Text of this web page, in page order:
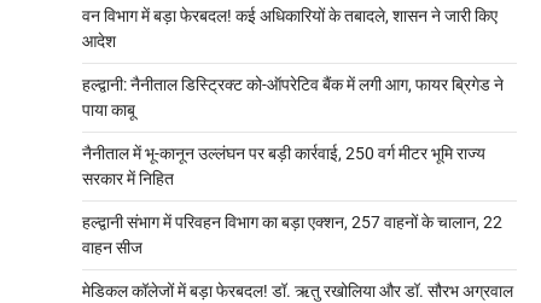
वन विभाग में बड़ा फेरबदल! कई अधिकारियों के तबादले, शासन ने जारी किए
आदेश
हल्द्वानी: नैनीताल डिस्ट्रिक्ट को-ऑपरेटिव बैंक में लगी आग, फायर ब्रिगेड ने
पाया काबू
नैनीताल में भू-कानून उल्लंघन पर बड़ी कार्रवाई, 250 वर्ग मीटर भूमि राज्य
सरकार में निहित
हल्द्वानी संभाग में परिवहन विभाग का बड़ा एक्शन, 257 वाहनों के चालान, 22
वाहन सीज
मेडिकल कॉलेजों में बड़ा फेरबदल! डॉ. ऋतु रखोलिया और डॉ. सौरभ अग्रवाल